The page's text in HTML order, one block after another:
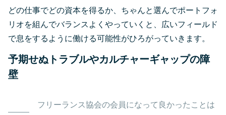
どの仕事でどの資本を得るか、ちゃんと選んでポートフォ
リオを組んでバランスよくやっていくと、広いフィールド
で息をするように働ける可能性がひろがっていきます。
予期せぬトラブルやカルチャーギャップの障
壁
フリーランス協会の会員になって良かったことは